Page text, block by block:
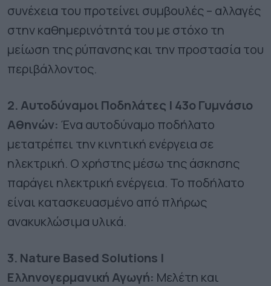
συνέχεια του προτείνει συμβουλές – αλλαγές
στην καθημερινότητά του με στόχο τη
μείωση της ρύπανσης και την προστασία του
περιβάλλοντος.
2. Αυτοδύναμοι Ποδηλάτες | 43ο Γυμνάσιο
Αθηνών: Ένα αυτοδύναμο ποδήλατο
μετατρέπει την κινητική ενέργεια σε
ηλεκτρική. Ο χρήστης μέσω της άσκησης
παράγει ηλεκτρική ενέργεια. Το ποδήλατο
είναι κατασκευασμένο από πλήρως
ανακυκλώσιμα υλικά.
3. Nature Based Solutions |
Ελληνογερμανική Αγωγή: Μελέτη και